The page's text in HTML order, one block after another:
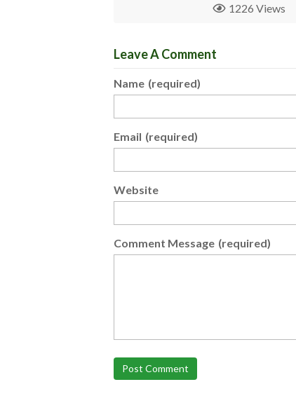
1226 Views
Leave A Comment
Name (required)
Email (required)
Website
Comment Message (required)
Post Comment